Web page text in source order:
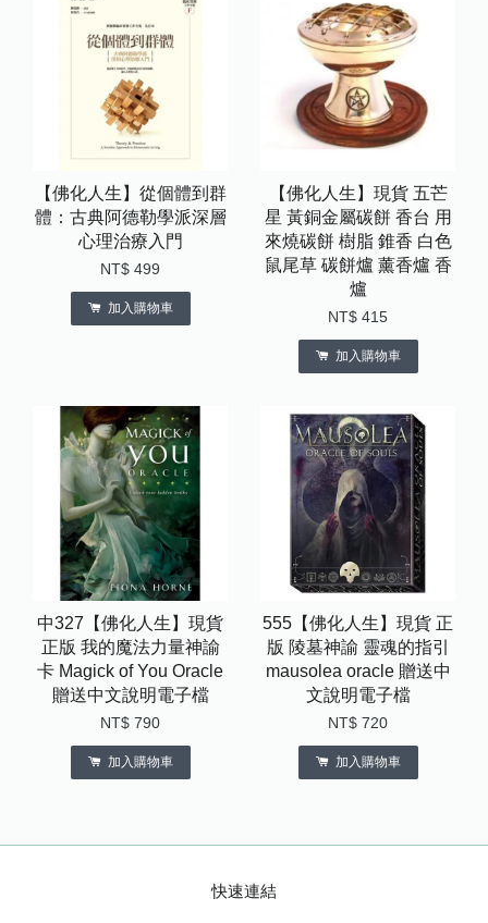
【佛化人生】從個體到群
體：古典阿德勒學派深層
心理治療入門
NT$ 499
加入購物車
【佛化人生】現貨 五芒
星 黃銅金屬碳餅 香台 用
來燒碳餅 樹脂 錐香 白色
鼠尾草 碳餅爐 薰香爐 香
爐
NT$ 415
加入購物車
中327【佛化人生】現貨
正版 我的魔法力量神諭
卡 Magick of You Oracle
贈送中文說明電子檔
NT$ 790
加入購物車
555【佛化人生】現貨 正
版 陵墓神諭 靈魂的指引
mausolea oracle 贈送中
文說明電子檔
NT$ 720
加入購物車
快速連結